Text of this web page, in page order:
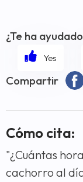
¿Te ha
Compartir
Cómo cita:
"¿Cuántas
cachorro al